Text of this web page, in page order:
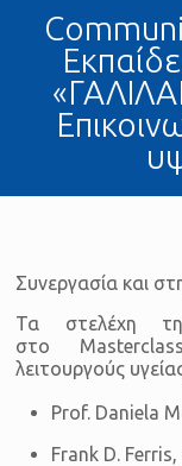
Συνεργασία και
Τα στελέχη
στο Masterclass
λειτουργούς
Prof. Daniela
Frank D. Ferris,